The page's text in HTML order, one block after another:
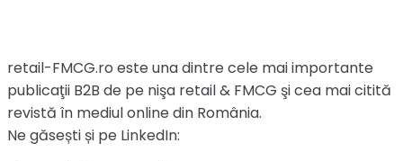
retail-FMCG.ro este una dintre cele mai importante
publicaţii B2B de pe nişa retail & FMCG şi cea mai citită
revistă în mediul online din România.
Ne găsești și pe LinkedIn: